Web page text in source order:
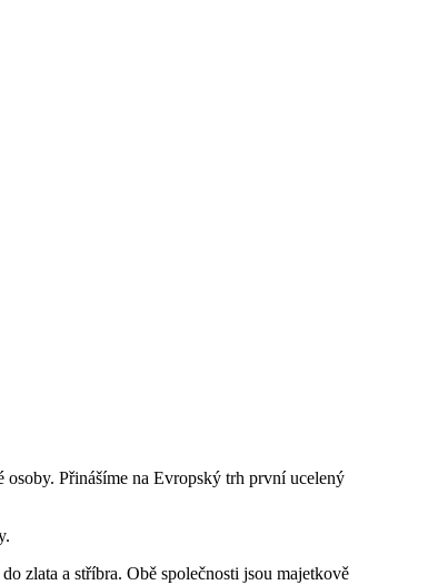
Přinášíme na Evropský trh první ucelený
zlata a stříbra. Obě společnosti jsou majetkově